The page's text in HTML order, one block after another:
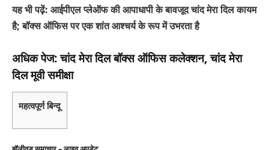
यह भी पढ़ें: आईपीएल प्लेऑफ की आपाधापी के बावजूद चांद मेरा दिल कायम
है; बॉक्स ऑफिस पर एक शांत आश्चर्य के रूप में उभरता है
अधिक पेज: चांद मेरा दिल बॉक्स ऑफिस कलेक्शन, चांद मेरा
दिल मूवी समीक्षा
महत्वपूर्ण बिन्दू